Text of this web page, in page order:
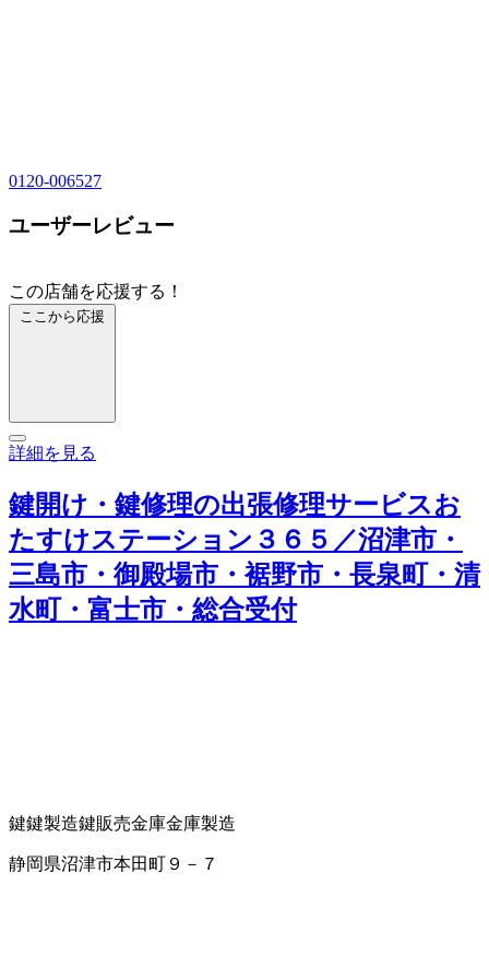
0120-006527
ユーザーレビュー
この店舗を応援する！
ここから応援
詳細を見る
鍵開け・鍵修理の出張修理サービスお
たすけステーション３６５／沼津市・
三島市・御殿場市・裾野市・長泉町・清
水町・富士市・総合受付
鍵鍵製造鍵販売金庫金庫製造
静岡県沼津市本田町９－７